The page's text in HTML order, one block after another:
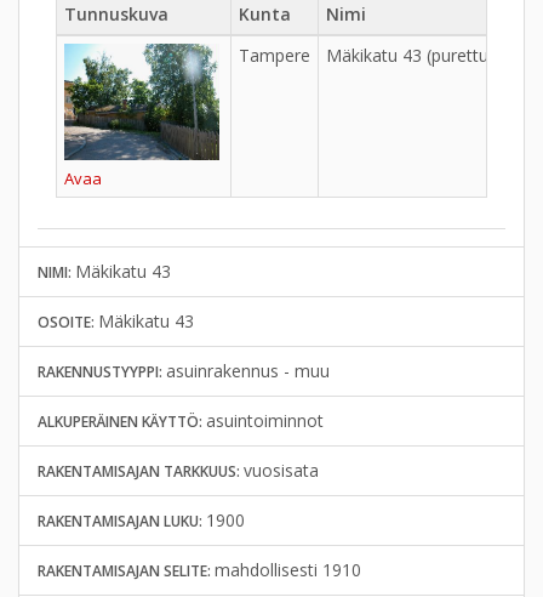
Tunnuskuva Kunta Nimi
Avaa
Tampere Mäkikatu 43 (purettu)
NIMI: Mäkikatu 43
OSOITE: Mäkikatu 43
RAKENNUSTYYPPI: asuinrakennus - muu
ALKUPERÄINEN KÄYTTÖ: asuintoiminnot
RAKENTAMISAJAN TARKKUUS: vuosisata
RAKENTAMISAJAN LUKU: 1900
RAKENTAMISAJAN SELITE: mahdollisesti 1910